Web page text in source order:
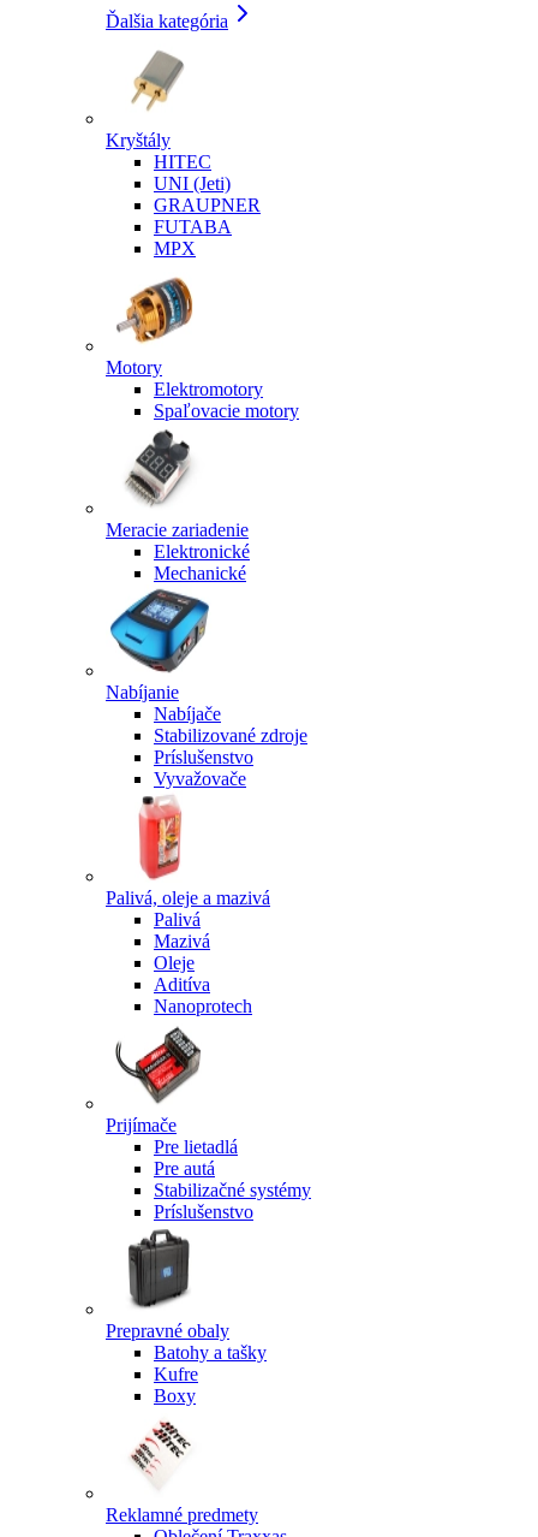
Ďalšia kategória
Kryštály
HITEC
UNI (Jeti)
GRAUPNER
FUTABA
MPX
Motory
Elektromotory
Spaľovacie motory
Meracie zariadenie
Elektronické
Mechanické
Nabíjanie
Nabíjače
Stabilizované zdroje
Príslušenstvo
Vyvažovače
Palivá, oleje a mazivá
Palivá
Mazivá
Oleje
Aditíva
Nanoprotech
Prijímače
Pre lietadlá
Pre autá
Stabilizačné systémy
Príslušenstvo
Prepravné obaly
Batohy a tašky
Kufre
Boxy
Reklamné predmety